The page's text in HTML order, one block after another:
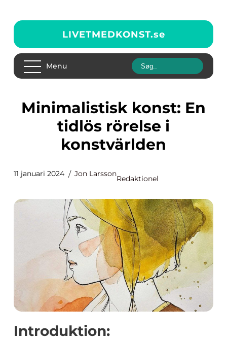
LIVETMEDKONST.se
Menu
Minimalistisk konst: En
tidlös rörelse i
konstvärlden
11 januari 2024 Jon Larsson
Redaktionel
Introduktion: